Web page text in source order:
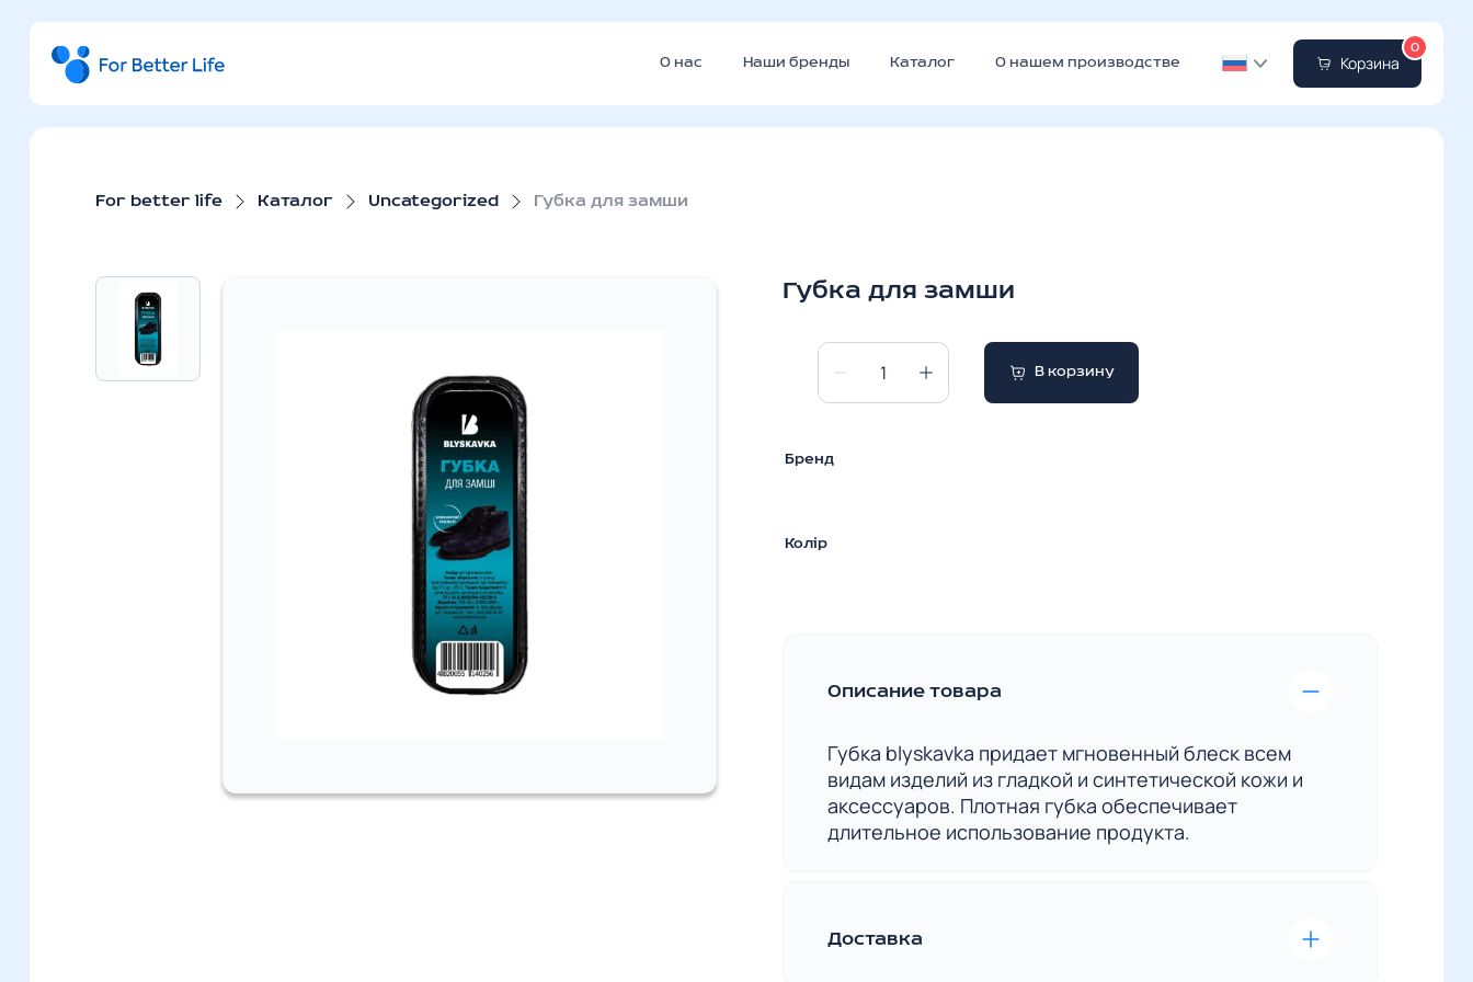
О нас Наши бренды Каталог О нашем производстве Корзина
0
For better life Каталог Uncategorized Губка для замши
Губка для замши
Бренд
Колір
для
количество
В корзину
Описание товара
Губка blyskavka придает мгновенный блеск всем
видам изделий из гладкой и синтетической кожи и
аксессуаров. Плотная губка обеспечивает
длительное использование продукта.
Доставка